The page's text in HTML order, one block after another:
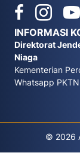
INFORMASI
Direktorat
Niaga
Kementerian
Whatsapp
© 2026